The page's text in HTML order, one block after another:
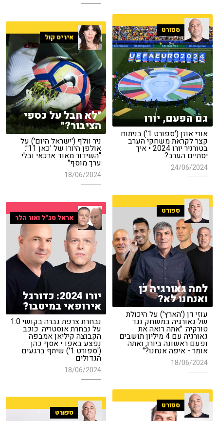
ספורט
גם הפעם, יורו
אורי אוזן ('ספורט 1') בניתוח
קצר לקראת משחקי הערב
בטורניר יורו 2024 • איך
יסתיים הערב?
24/06/2024
איריס קול
"לא חבל על כספי
הציבור?"
ניר וולף ('ישראל היום') על
אולפן היורו של 'כאן 11':
"השידור מאוד ארכאי ובלי
ערך מוסף"
18/06/2024
ספורט
למה גאורגיה כן
ואנחנו לא?
עוזי דן ('הארץ') על היכולת
של גאורגיה במשחק נגד
טורקיה: "אתה רואה את
גאורגיה עם 4 מיליון תושבים
ופעם ראשונה ביורו, ואתה
אומר - איפה אנחנו?"
18/06/2024
אראל סג"ל ואור הלר
יורו 2024: כדורגל
אירופאי במיטבו?
נבחרת צרפת גברה בקושי 1:0
על נבחרת אוסטריה. כוכב
הקבוצה קיליאן אמבפה
נפצע באפו • אסף כהן
('ספורט 1') שיתף ברגעים
הגדולים
18/06/2024
ספורט
ספורט